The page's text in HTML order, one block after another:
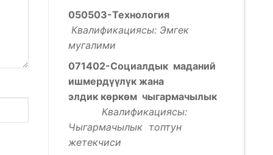
050503-Технология
Квалификациясы: Эмгек
мугалими
071402-Социалдык маданий
ишмердүүлүк жана
элдик кѳркѳм чыгармачылык
Квалификациясы:
Чыгармачылык топтун
жетекчиси